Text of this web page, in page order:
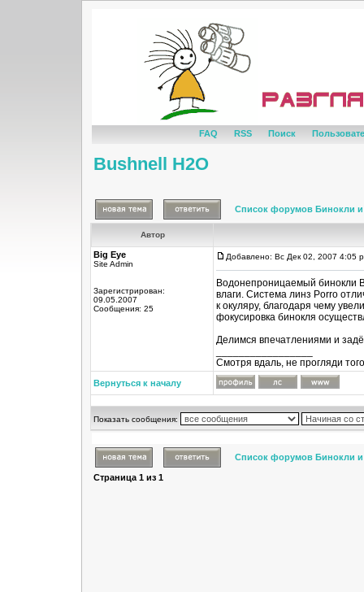
FAQ RSS Поиск
Bushnell H2O
Список форумов Бинокли и
Автор
Big Eye
Site Admin
Зарегистрирован:
09.05.2007
Сообщения: 25
Добавлено: Вс Дек 02, 2007 4:05
Водонепроницаемый бинокли
влаги. Система линз Porro
к окуляру, благодаря чему
фокусировка бинокля
Делимся впечатлениями и
Смотря вдаль, не прогляди
Вернуться к началу
Показать сообщения:
Список форумов Бинокли и
Страница 1 из 1